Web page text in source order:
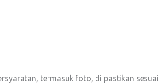
termasuk foto, di pastikan sesuai